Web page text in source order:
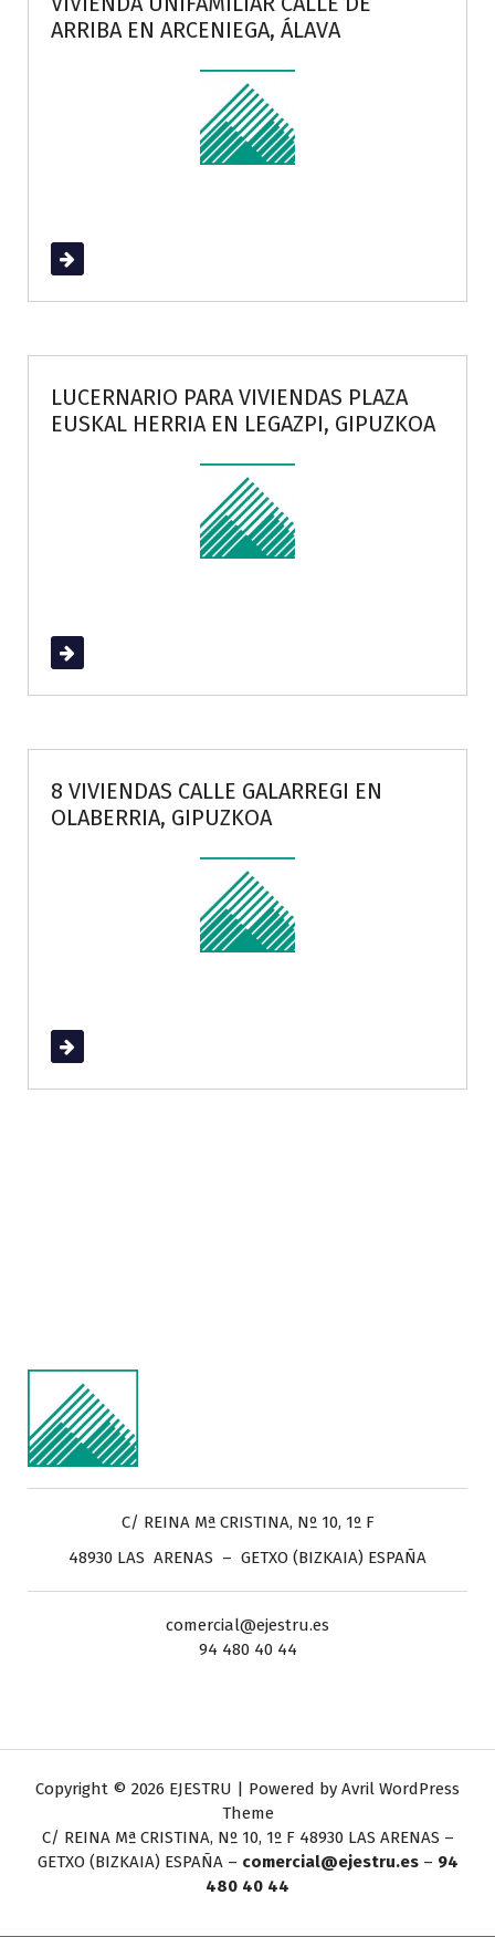
ARRIBA EN ARCENIEGA, ÁLAVA
Read More
LUCERNARIO PARA VIVIENDAS PLAZA
EUSKAL HERRIA EN LEGAZPI, GIPUZKOA
Read More
8 VIVIENDAS CALLE GALARREGI EN
OLABERRIA, GIPUZKOA
Read More
C/ REINA Mª CRISTINA, Nº 10, 1º F
48930 LAS ARENAS – GETXO (BIZKAIA) ESPAÑA
comercial@ejestru.es
94 480 40 44
Copyright © 2026 EJESTRU | Powered by Avril WordPress
Theme
C/ REINA Mª CRISTINA, Nº 10, 1º F 48930 LAS ARENAS –
GETXO (BIZKAIA) ESPAÑA – comercial@ejestru.es – 94
480 40 44